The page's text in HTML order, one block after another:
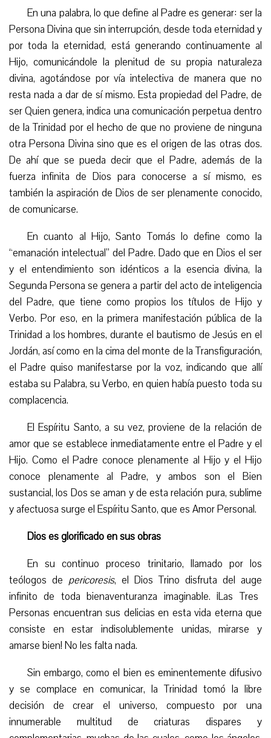
En una palabra, lo que define al Padre es generar: ser la
Persona Divina que sin interrupción, desde toda eternidad y
por toda la eternidad, está generando continuamente al
Hijo, comunicándole la plenitud de su propia naturaleza
divina, agotándose por vía intelectiva de manera que no
resta nada a dar de símismo. Esta propiedad del Padre, de
ser Quien genera, indica una comunicación perpetua dentro
de la Trinidad por el hecho de que no proviene de ninguna
otra Persona Divina sino que es el origen de las otras dos.
De ahí que se pueda decir que el Padre, además de la
fuerza infinita de Dios para conocerse a sí mismo, es
también la aspiración de Dios de ser plenamente conocido,
de comunicarse.
En cuanto al Hijo, Santo Tomás lo define como la
“emanación intelectual” del Padre. Dado que en Dios el ser
y el entendimiento son idénticos a la esencia divina, la
Segunda Persona se genera a partir del acto de inteligencia
del Padre, que tiene como propios los títulos de Hijo y
Verbo. Por eso, en la primera manifestación pública de la
Trinidad a los hombres, durante el bautismo de Jesús en el
Jordán, así como en la cima del monte de la Transfiguración,
el Padre quiso manifestarse por la voz, indicando que allí
estabasu Palabra, suVerbo, en quien había puesto toda su
complacencia.
El Espíritu Santo, a su vez, proviene de la relación de
amor que se establece inmediatamente entre el Padre y el
Hijo. Como el Padre conoce plenamente al Hijo y el Hijo
conoce plenamente al Padre, y ambos son el Bien
sustancial, los Dos se aman y de esta relación pura, sublime
y afectuosa surge el Espíritu Santo, que es Amor Personal.
Dios es glorificado en sus obras
En su continuo proceso trinitario, llamado por los
teólogos de pericoresis, el Dios Trino disfruta del auge
infinito de toda bienaventuranza imaginable. ¡Las Tres
Personas encuentran sus delicias en esta vida eterna que
consiste en estar indisolublemente unidas, mirarse y
amarse bien! No les falta nada.
Sin embargo, como el bien es eminentemente difusivo
y se complace en comunicar, la Trinidad tomó la libre
decisión de crear el universo, compuesto por una
innumerable multitud de criaturas dispares y